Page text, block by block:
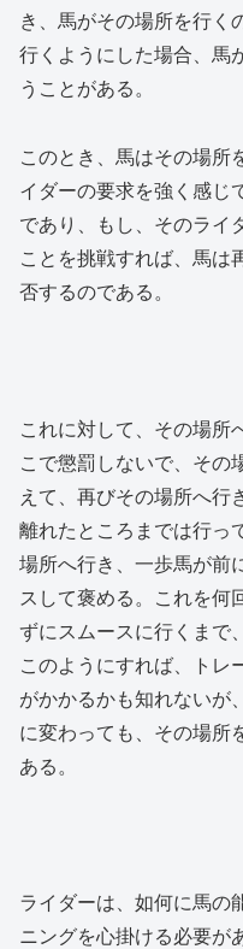
き、馬がその場所を行く
行くようにした場合、馬
うことがある。
このとき、馬はその場所
イダーの要求を強く感じ
であり、もし、そのライ
ことを挑戦すれば、馬は
否するのである。
これに対して、その場所
こで懲罰しないで、その
えて、再びその場所へ行
離れたところまでは行っ
場所へ行き、一歩馬が前
スして褒める。これを何
ずにスムースに行くまで
このようにすれば、トレ
がかかるかも知れないが
に変わっても、その場所
ある。
ライダーは、如何に馬の
ニングを心掛ける必要が